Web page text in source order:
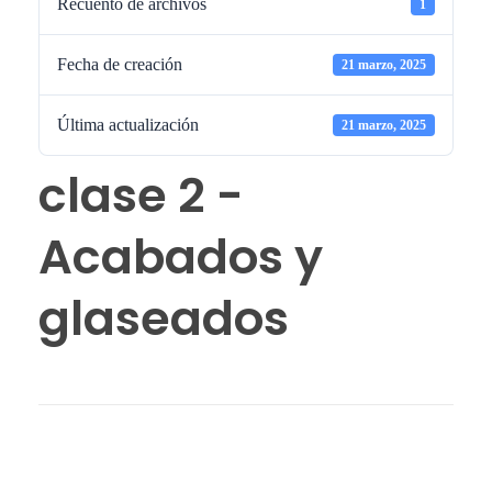
Recuento de archivos 1
Fecha de creación 21 marzo, 2025
Última actualización 21 marzo, 2025
clase 2 -
Acabados y
glaseados